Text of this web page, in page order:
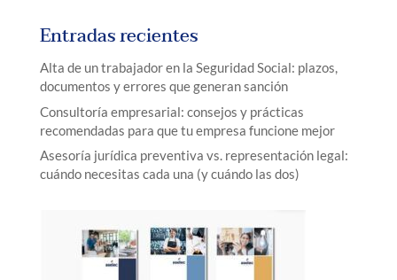
Entradas recientes
Alta de un trabajador en la Seguridad Social: plazos,
documentos y errores que generan sanción
Consultoría empresarial: consejos y prácticas
recomendadas para que tu empresa funcione mejor
Asesoría jurídica preventiva vs. representación legal:
cuándo necesitas cada una (y cuándo las dos)